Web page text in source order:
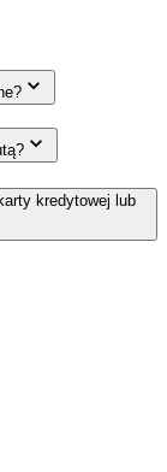
kredytowej lub